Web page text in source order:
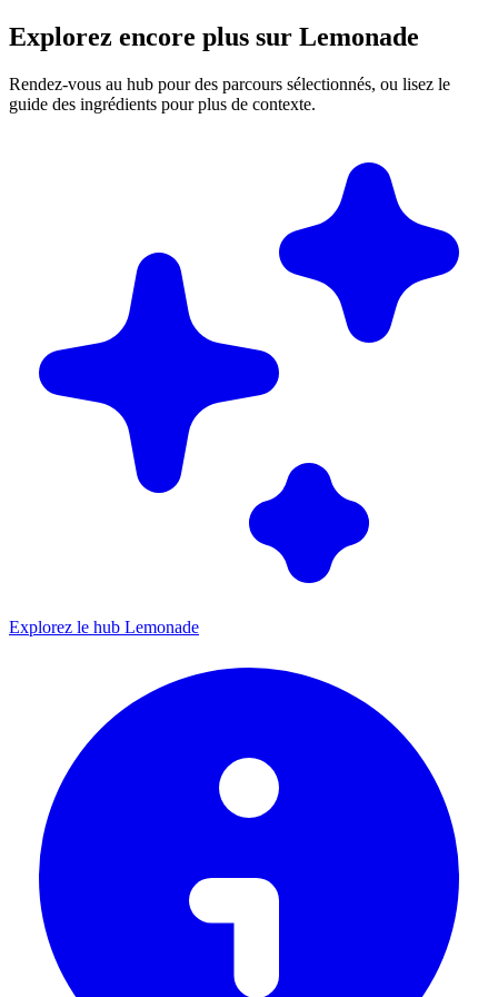
Explorez encore plus sur Lemonade
Rendez-vous au hub pour des parcours sélectionnés, ou lisez le
guide des ingrédients pour plus de contexte.
Explorez le hub Lemonade